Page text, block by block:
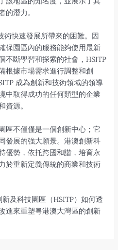
的潛力。
術快速發展所帶來的困難。因
保園區內的服務能夠使用最新
不斷學習和探索的社會，HSITP
根據市場需求進行調整和創
成為創新和技術領域的領導
中取得成功的任何類型的企業
資源。
區不僅僅是一個創新中心；它
發展的強大願景。港澳創新科
優勢，依托跨國和諧，培育永
於重新定義傳統的商業和技術
及科技園區（HSITP）如何透
進來重塑粵港澳大灣區的創新